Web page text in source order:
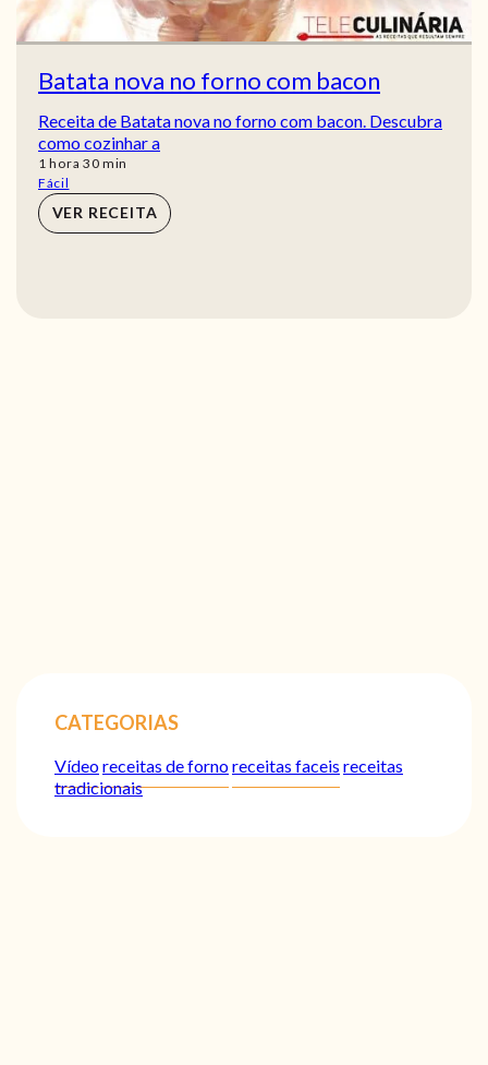
Batata nova no forno com bacon
Receita de Batata nova no forno com bacon. Descubra
como cozinhar a
1 hora
hora 30min
min
Fácil
VER RECEITA
CATEGORIAS
Vídeoreceitas de fornoreceitas faceis receitas
tradicionais